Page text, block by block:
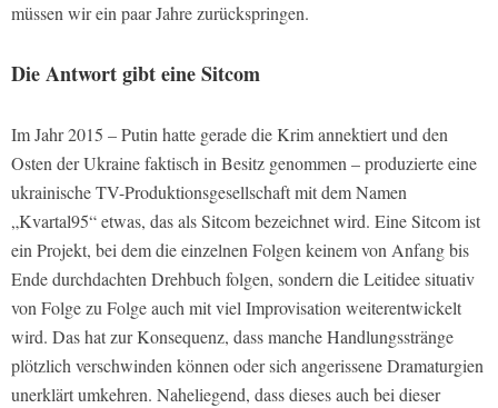
müssen wir ein paar Jahre zurückspringen.
Die Antwort gibt eine Sitcom
Im Jahr 2015 – Putin hatte gerade die Krim annektiert und den
Osten der Ukraine faktisch in Besitz genommen – produzierte eine
ukrainische TV-Produktionsgesellschaft mit dem Namen
„Kvartal95“ etwas, das als Sitcom bezeichnet wird. Eine Sitcom ist
ein Projekt, bei dem die einzelnen Folgen keinem von Anfang bis
Ende durchdachten Drehbuch folgen, sondern die Leitidee situativ
von Folge zu Folge auch mit viel Improvisation weiterentwickelt
wird. Das hat zur Konsequenz, dass manche Handlungsstränge
plötzlich verschwinden können oder sich angerissene Dramaturgien
unerklärt umkehren. Naheliegend, dass dieses auch bei dieser